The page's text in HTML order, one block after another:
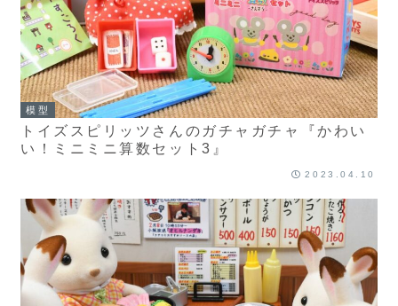
模型
トイズスピリッツさんのガチャガチャ『かわい
い！ミニミニ算数セット3』
2023.04.10